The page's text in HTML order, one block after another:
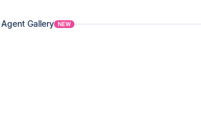
Agent Gallery NEW